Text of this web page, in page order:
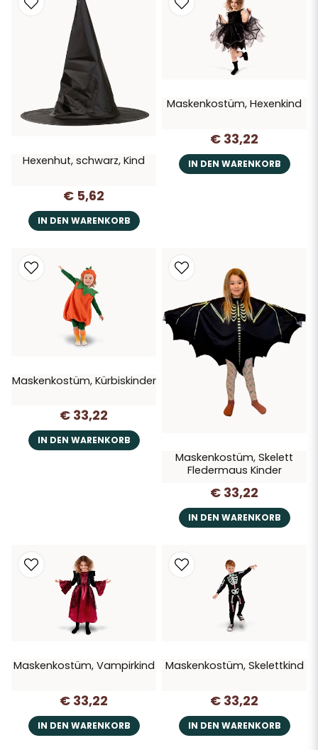
Hexenhut, schwarz, Kind
€ 5,62
IN DEN WARENKORB
Maskenkostüm, Hexenkind
€ 33,22
IN DEN WARENKORB
Maskenkostüm, Kürbiskinder
€ 33,22
IN DEN WARENKORB
Maskenkostüm, Skelett
Fledermaus Kinder
€ 33,22
IN DEN WARENKORB
Maskenkostüm, Vampirkind
€ 33,22
IN DEN WARENKORB
Maskenkostüm, Skelettkind
€ 33,22
IN DEN WARENKORB